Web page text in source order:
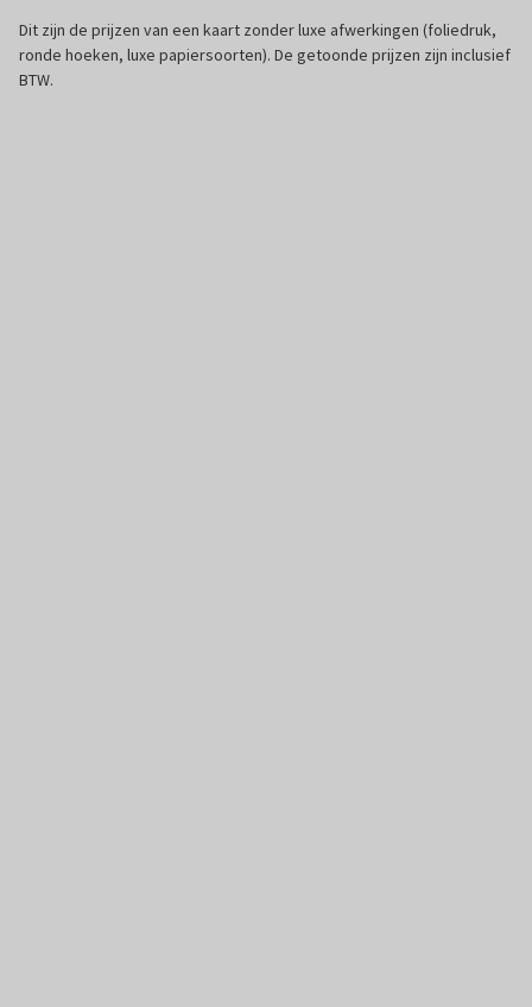
Dit zijn de prijzen van een kaart zonder luxe afwerkingen (foliedruk,
ronde hoeken, luxe papiersoorten). De getoonde prijzen zijn inclusief
BTW.